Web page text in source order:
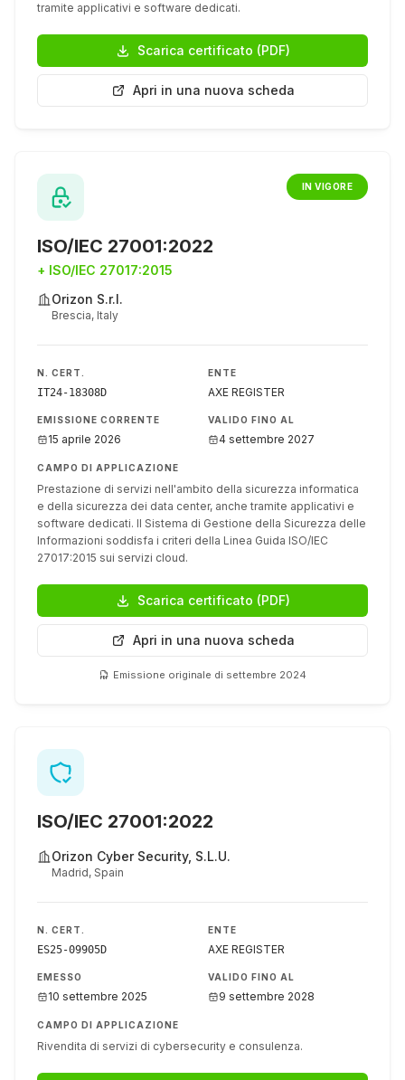
tramite applicativi e software dedicati.
Scarica certificato (PDF)
Apri in una nuova scheda
IN VIGORE
ISO/IEC 27001:2022
+ ISO/IEC 27017:2015
Orizon S.r.l.
Brescia, Italy
N. CERT.
IT24-18308D
ENTE
AXE REGISTER
EMISSIONE CORRENTE
15 aprile 2026
VALIDO FINO AL
4 settembre 2027
CAMPO DI APPLICAZIONE
Prestazione di servizi nell'ambito della sicurezza informatica
e della sicurezza dei data center, anche tramite applicativi e
software dedicati. Il Sistema di Gestione della Sicurezza delle
Informazioni soddisfa i criteri della Linea Guida ISO/IEC
27017:2015 sui servizi cloud.
Scarica certificato (PDF)
Apri in una nuova scheda
Emissione originale di settembre 2024
ISO/IEC 27001:2022
Orizon Cyber Security, S.L.U.
Madrid, Spain
N. CERT.
ES25-09905D
ENTE
AXE REGISTER
EMESSO
10 settembre 2025
VALIDO FINO AL
9 settembre 2028
CAMPO DI APPLICAZIONE
Rivendita di servizi di cybersecurity e consulenza.